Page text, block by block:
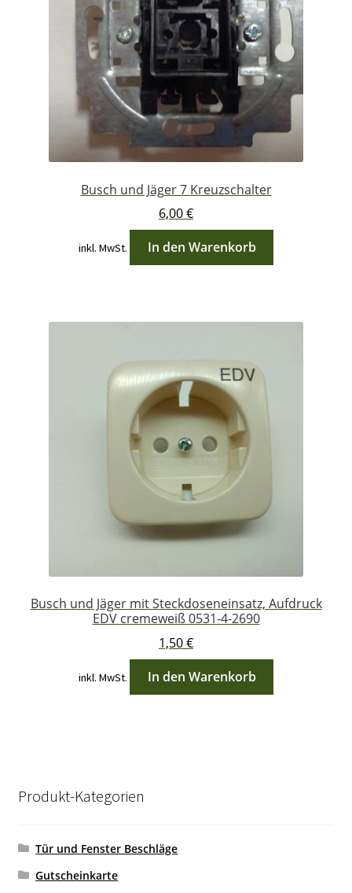
Busch und Jäger 7 Kreuzschalter
6,00€
inkl. MwSt. In den Warenkorb
Busch und Jäger mit Steckdoseneinsatz, Aufdruck
EDV cremeweiß 0531-4-2690
1,50€
inkl. MwSt. In den Warenkorb
Produkt-Kategorien
Tür und Fenster Beschläge
Gutscheinkarte